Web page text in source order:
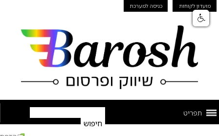
מועדון לקוחות כניסה למערכת
תפריט